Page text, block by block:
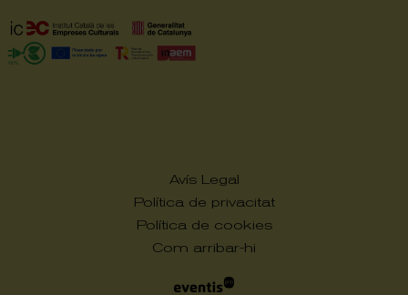
Avís Legal
Política de privacitat
Política de cookies
Com arribar-hi